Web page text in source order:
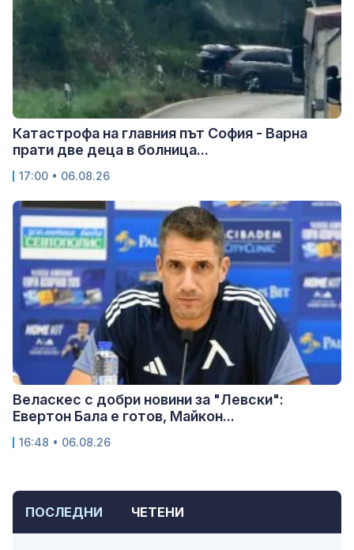
ПОСЛЕДНИ ЧЕТЕНИ
Катастрофа на главния път София - Варна
прати две деца в болница...
17:00 • 06.08.26
Веласкес с добри новини за "Левски":
Евертон Бала е готов, Майкон...
16:48 • 06.08.26